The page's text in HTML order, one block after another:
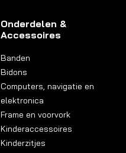
Onderdelen &
Accessoires
Banden
Bidons
Computers, navigatie en
elektronica
Frame en voorvork
Kinderaccessoires
Kinderzitjes